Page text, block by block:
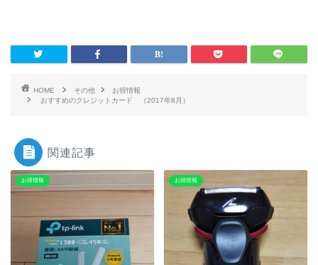
HOME その他
お得情報
おすすめのクレジットカード （2017年8月）
関連記事
お得情報 お得情報